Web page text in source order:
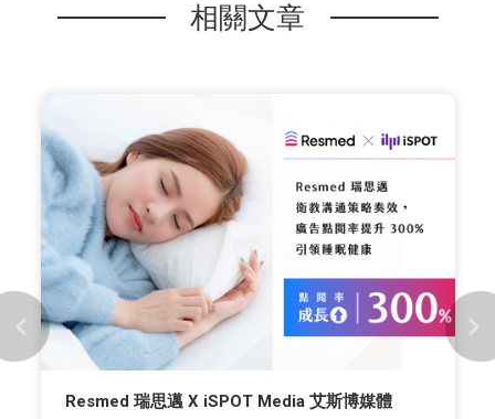
相關文章
Resmed 瑞思邁 X iSPOT Media 艾斯博媒體